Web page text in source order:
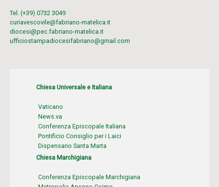
Tel. (+39) 0732 3049
curiavescovile@fabriano-matelica.it
diocesi@pec.fabriano-matelica.it
ufficiostampadiocesifabriano@gmail.com
Chiesa Universale e Italiana
Vaticano
News.va
Conferenza Episcopale Italiana
Pontificio Consiglio per i Laici
Dispensario Santa Marta
Chiesa Marchigiana
Conferenza Episcopale Marchigiana